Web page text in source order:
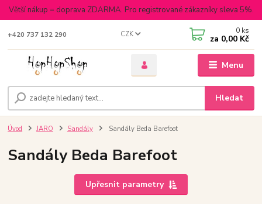
Větší nákup = doprava ZDARMA. Pro registrované zákazníky sleva 5%.
Menu
CZK
Hledat
+420 737 132 290 0 ks
za 0,00 Kč
Úvod JARO Sandály Sandály Beda Barefoot
Sandály Beda Barefoot
Upřesnit parametry